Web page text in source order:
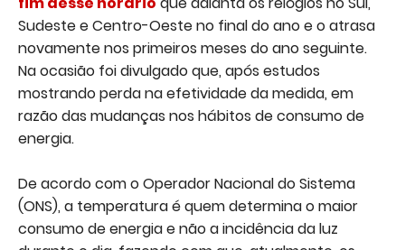
Sudeste e Centro-Oeste no final do ano e o atrasa
novamente nos primeiros meses do ano seguinte.
Na ocasião foi divulgado que, após estudos
mostrando perda na efetividade da medida, em
razão das mudanças nos hábitos de consumo de
energia.
De acordo com o Operador Nacional do Sistema
(ONS), a temperatura é quem determina o maior
consumo de energia e não a incidência da luz